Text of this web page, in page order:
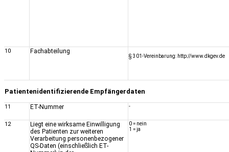
10 Fachabteilung
§ 301-Vereinbarung: http://www.dkgev.de
Patientenidentifizierende Empfängerdaten
11 ET-Nummer -
12
Liegt eine wirksame Einwilligung
des Patienten zur weiteren
Verarbeitung personenbezogener
QS-Daten (einschließlich ET-
0 = nein
1 = ja